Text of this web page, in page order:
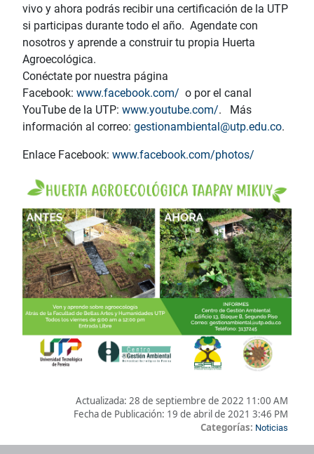
vivo y ahora podrás recibir una certificación de la UTP
si participas durante todo el año. Agendate con
nosotros y aprende a construir tu propia Huerta
Agroecológica.
Conéctate por nuestra página
Facebook: www.facebook.com/ o por el canal
YouTube de la UTP: www.youtube.com/. Más
información al correo: gestionambiental@utp.edu.co.
Enlace Facebook: www.facebook.com/photos/
Actualizada: 28 de septiembre de 2022 11:00 AM
Fecha de Publicación: 19 de abril de 2021 3:46 PM
Categorías: Noticias